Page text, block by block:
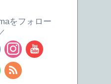
をフォロー